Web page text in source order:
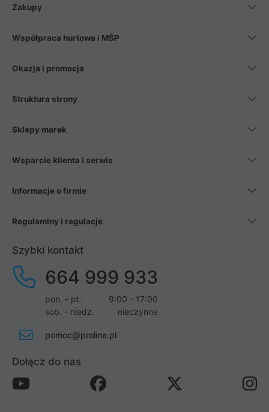
wentylatory. Na koniec mając już to wszystko, możesz
Zakupy
Współpraca hurtowa i MŚP
Okazja i promocja
Struktura strony
Sklepy marek
Wsparcie klienta i serwis
Informacje o firmie
Regulaminy i regulacje
Szybki kontakt
664 999 933
pon. - pt.
9:00 - 17:00
sob. - niedz.
nieczynne
pomoc@proline.pl
Dołącz do nas